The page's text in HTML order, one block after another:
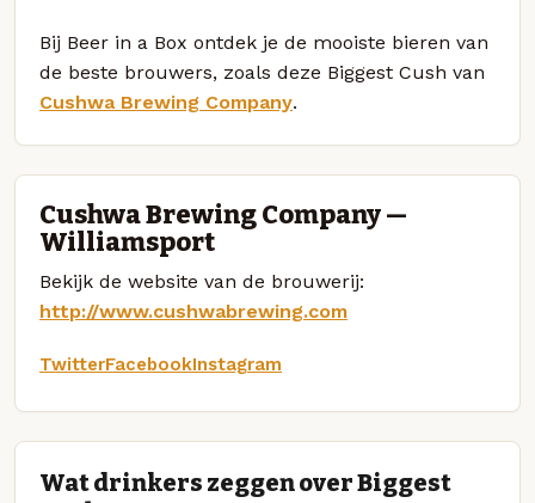
Bij Beer in a Box ontdek je de mooiste bieren van
de beste brouwers, zoals deze Biggest Cush van
Cushwa Brewing Company.
Cushwa Brewing Company —
Williamsport
Bekijk de website van de brouwerij:
http://www.cushwabrewing.com
TwitterFacebookInstagram
Wat drinkers zeggen over Biggest